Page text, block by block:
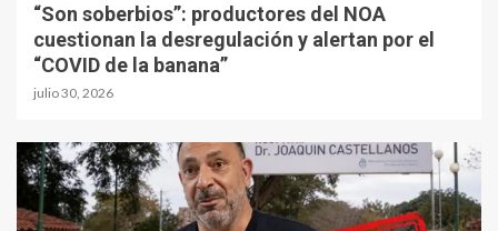
“Son soberbios”: productores del NOA
cuestionan la desregulación y alertan por el
“COVID de la banana”
julio 30, 2026